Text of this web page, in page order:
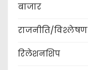
बाजार
राजनीति/विश्लेषण
रिलेशनशिप